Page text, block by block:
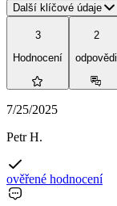
Další klíčové údaje
3
Hodnocení
2
odpovědi
7/25/2025
Petr H.
ověřené hodnocení